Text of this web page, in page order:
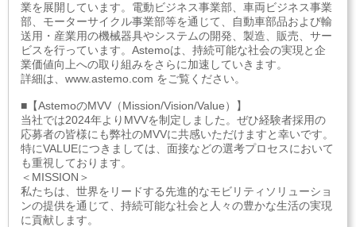
業を展開しています。電動ビジネス事業部、車両ビジネス事業
部、モーターサイクル事業部等を通じて、自動車部品および輸
送用・産業用の機械器具やシステムの開発、製造、販売、サー
ビスを行っています。Astemoは、持続可能な社会の実現と企
業価値向上への取り組みをさらに加速していきます。
詳細は、www.astemo.com をご覧ください。
■【AstemoのMVV（Mission/Vision/Value）】
当社では2024年よりMVVを制定しました。ぜひ経験者採用の
応募者の皆様にも弊社のMVVに共感いただけますと幸いです。
特にVALUEにつきましては、面接などの選考プロセスにおいて
も重視しております。
＜MISSION＞
私たちは、世界をリードする先進的なモビリティソリューショ
ンの提供を通じて、持続可能な社会と人々の豊かな生活の実現
に貢献します。